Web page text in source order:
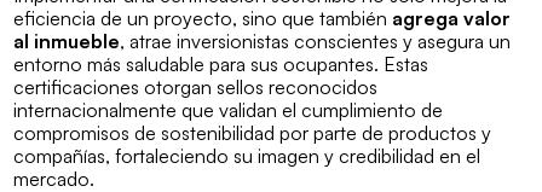
eficiencia de un proyecto, sino que también agrega valor
al inmueble, atrae inversionistas conscientes y asegura un
entorno más saludable para sus ocupantes. Estas
certificaciones otorgan sellos reconocidos
internacionalmente que validan el cumplimiento de
compromisos de sostenibilidad por parte de productos y
compañías, fortaleciendo su imagen y credibilidad en el
mercado.